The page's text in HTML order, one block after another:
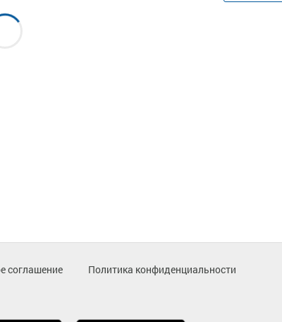
соглашение
Политика конфиденциальности